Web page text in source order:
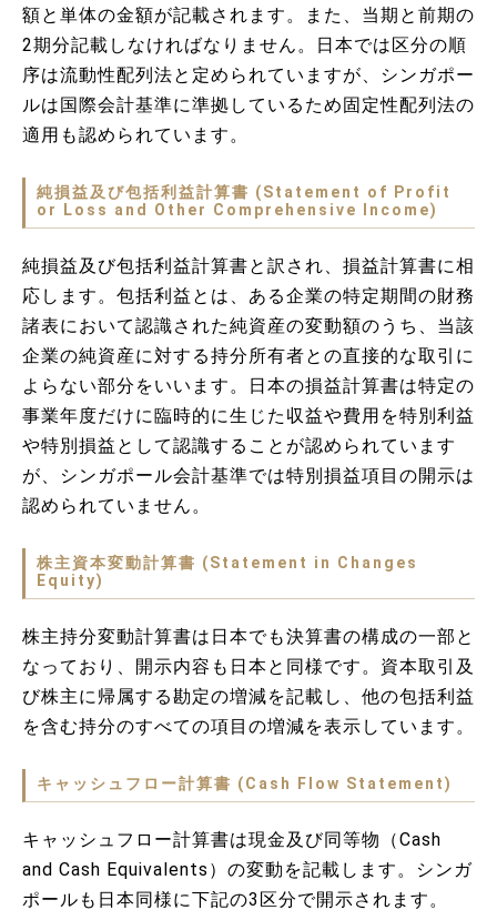
額と単体の金額が記載されます。また、当期と前期の
2期分記載しなければなりません。日本では区分の順
序は流動性配列法と定められていますが、シンガポー
ルは国際会計基準に準拠しているため固定性配列法の
適用も認められています。
純損益及び包括利益計算書 (Statement of Profit
or Loss and Other Comprehensive Income)
純損益及び包括利益計算書と訳され、損益計算書に相
応します。包括利益とは、ある企業の特定期間の財務
諸表において認識された純資産の変動額のうち、当該
企業の純資産に対する持分所有者との直接的な取引に
よらない部分をいいます。日本の損益計算書は特定の
事業年度だけに臨時的に生じた収益や費用を特別利益
や特別損益として認識することが認められています
が、シンガポール会計基準では特別損益項目の開示は
認められていません。
株主資本変動計算書 (Statement in Changes
Equity)
株主持分変動計算書は日本でも決算書の構成の一部と
なっており、開示内容も日本と同様です。資本取引及
び株主に帰属する勘定の増減を記載し、他の包括利益
を含む持分のすべての項目の増減を表示しています。
キャッシュフロー計算書 (Cash Flow Statement)
キャッシュフロー計算書は現金及び同等物（Cash
and Cash Equivalents）の変動を記載します。シンガ
ポールも日本同様に下記の3区分で開示されます。